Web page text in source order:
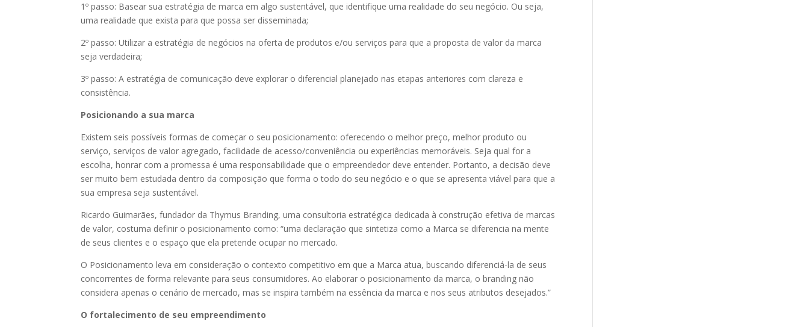
1º passo: Basear sua estratégia de marca em algo sustentável, que identifique uma realidade do seu negócio. Ou seja,
uma realidade que exista para que possa ser disseminada;
2º passo: Utilizar a estratégia de negócios na oferta de produtos e/ou serviços para que a proposta de valor da marca
seja verdadeira;
3º passo: A estratégia de comunicação deve explorar o diferencial planejado nas etapas anteriores com clareza e
consistência.
Posicionando a sua marca
Existem seis possíveis formas de começar o seu posicionamento: oferecendo o melhor preço, melhor produto ou
serviço, serviços de valor agregado, facilidade de acesso/conveniência ou experiências memoráveis. Seja qual for a
escolha, honrar com a promessa é uma responsabilidade que o empreendedor deve entender. Portanto, a decisão deve
ser muito bem estudada dentro da composição que forma o todo do seu negócio e o que se apresenta viável para que a
sua empresa seja sustentável.
Ricardo Guimarães, fundador da Thymus Branding, uma consultoria estratégica dedicada à construção efetiva de marcas
de valor, costuma definir o posicionamento como: “uma declaração que sintetiza como a Marca se diferencia na mente
de seus clientes e o espaço que ela pretende ocupar no mercado.
O Posicionamento leva em consideração o contexto competitivo em que a Marca atua, buscando diferenciá-la de seus
concorrentes de forma relevante para seus consumidores. Ao elaborar o posicionamento da marca, o branding não
considera apenas o cenário de mercado, mas se inspira também na essência da marca e nos seus atributos desejados.”
O fortalecimento de seu empreendimento